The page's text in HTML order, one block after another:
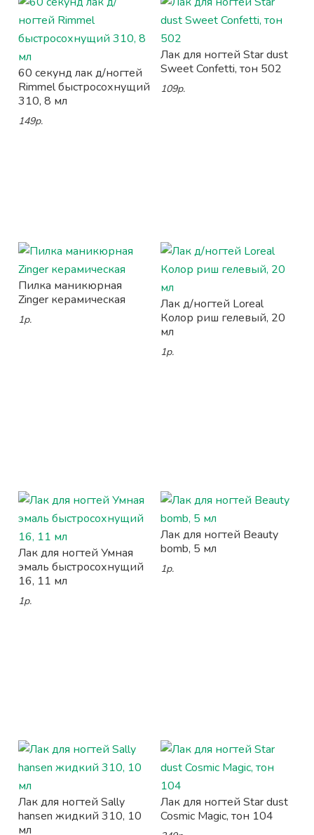
60 секунд лак д/ногтей
Rimmel быстросохнущий
310, 8 мл
149р.
Лак для ногтей Star dust
Sweet Confetti, тон 502
109р.
Пилка маникюрная
Zinger керамическая
1р.
Лак д/ногтей Loreal
Колор риш гелевый, 20
мл
1р.
Лак для ногтей Умная
эмаль быстросохнущий
16, 11 мл
1р.
Лак для ногтей Beauty
bomb, 5 мл
1р.
Лак для ногтей Sally
hansen жидкий 310, 10
мл
Лак для ногтей Star dust
Cosmic Magic, тон 104